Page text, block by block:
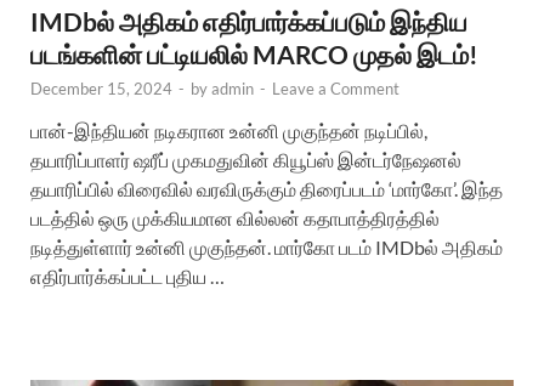
IMDbல் அதிகம் எதிர்பார்க்கப்படும் இந்திய
படங்களின் பட்டியலில் MARCO முதல் இடம்!
December 15, 2024 - byadmin - Leave a Comment
பான்-இந்தியன் நடிகரான உன்னி முகுந்தன் நடிப்பில்,
தயாரிப்பாளர் ஷரீப் முகமதுவின் கியூப்ஸ் இன்டர்நேஷனல்
தயாரிப்பில் விரைவில் வரவிருக்கும் திரைப்படம் ‘மார்கோ’. இந்த
படத்தில் ஒரு முக்கியமான வில்லன் கதாபாத்திரத்தில்
நடித்துள்ளார் உன்னி முகுந்தன். மார்கோ படம் IMDbல் அதிகம்
எதிர்பார்க்கப்பட்ட புதிய …